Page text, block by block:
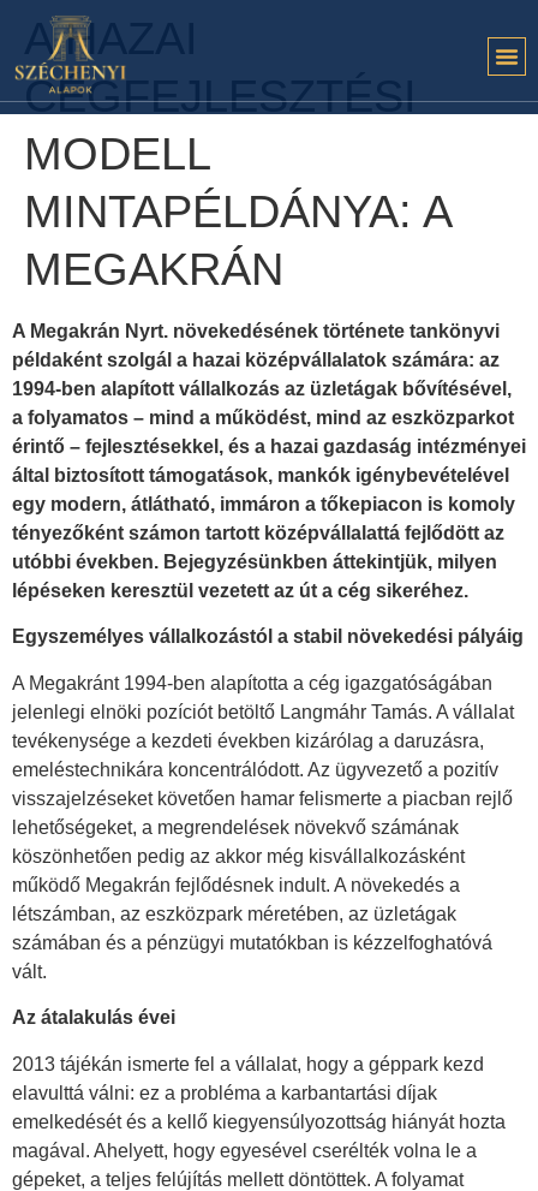
A HAZAI
CÉGFEJLESZTÉSI
MODELL
MINTAPÉLDÁNYA: A
MEGAKRÁN
A Megakrán Nyrt. növekedésének története tankönyvi
példaként szolgál a hazai középvállalatok számára: az
1994-ben alapított vállalkozás az üzletágak bővítésével,
a folyamatos – mind a működést, mind az eszközparkot
érintő – fejlesztésekkel, és a hazai gazdaság intézményei
által biztosított támogatások, mankók igénybevételével
egy modern, átlátható, immáron a tőkepiacon is komoly
tényezőként számon tartott középvállalattá fejlődött az
utóbbi években. Bejegyzésünkben áttekintjük, milyen
lépéseken keresztül vezetett az út a cég sikeréhez.
Egyszemélyes vállalkozástól a stabil növekedési pályáig
A Megakránt 1994-ben alapította a cég igazgatóságában
jelenlegi elnöki pozíciót betöltő Langmáhr Tamás. A vállalat
tevékenysége a kezdeti években kizárólag a daruzásra,
emeléstechnikára koncentrálódott. Az ügyvezető a pozitív
visszajelzéseket követően hamar felismerte a piacban rejlő
lehetőségeket, a megrendelések növekvő számának
köszönhetően pedig az akkor még kisvállalkozásként
működő Megakrán fejlődésnek indult. A növekedés a
létszámban, az eszközpark méretében, az üzletágak
számában és a pénzügyi mutatókban is kézzelfoghatóvá
vált.
Az átalakulás évei
2013 tájékán ismerte fel a vállalat, hogy a géppark kezd
elavulttá válni: ez a probléma a karbantartási díjak
emelkedését és a kellő kiegyensúlyozottság hiányát hozta
magával. Ahelyett, hogy egyesével cserélték volna le a
gépeket, a teljes felújítás mellett döntöttek. A folyamat